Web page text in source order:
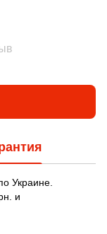
Украине.
и